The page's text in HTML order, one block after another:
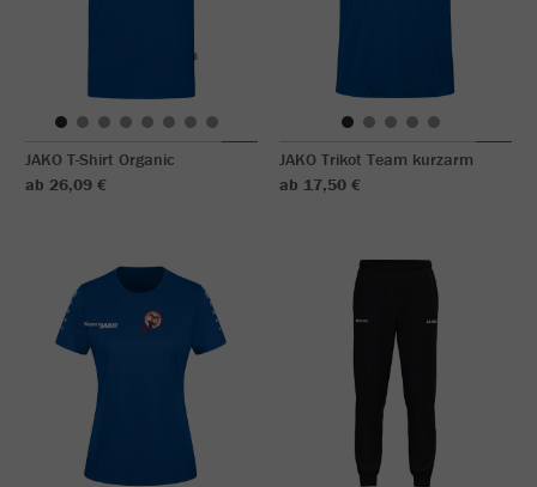
JAKO T-Shirt Organic
ab 26,09 €
JAKO Trikot Team kurzarm
ab 17,50 €